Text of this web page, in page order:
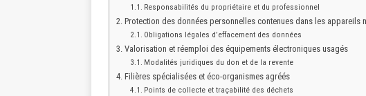
Responsabilités du propriétaire et du professionnel
Protection des données personnelles contenues dans les appareils
Obligations légales d’effacement des données
Valorisation et réemploi des équipements électroniques usagés
Modalités juridiques du don et de la revente
Filières spécialisées et éco-organismes agréés
Points de collecte et traçabilité des déchets